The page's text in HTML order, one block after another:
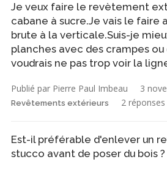
Je veux faire le revètement
cabane à sucre.Je vais le faire
brute à la verticale.Suis-je
planches avec des crampes ou
voudrais ne pas trop voir la
Publié par Pierre Paul Imbeau 3
Revêtements extérieurs 2 réponses
Est-il préférable d'enlever un
stucco avant de poser du bois ?